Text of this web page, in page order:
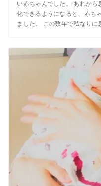
い赤ちゃんでした。 あれから
化できるようになると、赤ち
ました。 この数年で私なりに